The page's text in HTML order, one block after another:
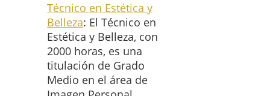
Técnico en Estética y
Belleza: El Técnico en
Estética y Belleza, con
2000 horas, es una
titulación de Grado
Medio en el área de